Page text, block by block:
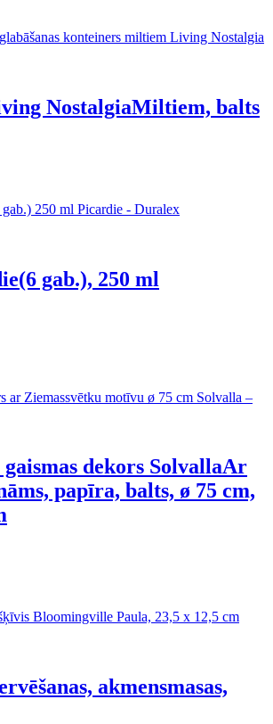
NostalgiaMiltiem, balts
(6 gab.), 250 ml
dekors SolvallaAr
papīra, balts, ø 75 cm,
akmensmasas,